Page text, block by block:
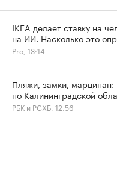
IKEA делает ставку на
на ИИ. Насколько это
Pro, 13:14
Пляжи, замки, марципан:
по Калининградской
РБК и РСХБ, 12:56